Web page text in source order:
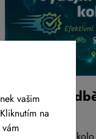
Osobní
celé ČR
vašim
na